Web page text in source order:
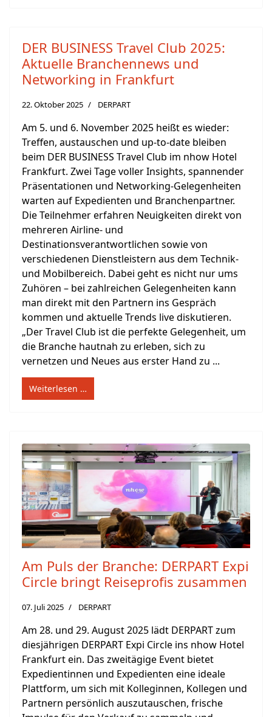
DER BUSINESS Travel Club 2025:
Aktuelle Branchennews und
Networking in Frankfurt
22. Oktober 2025 DERPART
Am 5. und 6. November 2025 heißt es wieder:
Treffen, austauschen und up-to-date bleiben
beim DER BUSINESS Travel Club im nhow Hotel
Frankfurt. Zwei Tage voller Insights, spannender
Präsentationen und Networking-Gelegenheiten
warten auf Expedienten und Branchenpartner.
Die Teilnehmer erfahren Neuigkeiten direkt von
mehreren Airline- und
Destinationsverantwortlichen sowie von
verschiedenen Dienstleistern aus dem Technik-
und Mobilbereich. Dabei geht es nicht nur ums
Zuhören – bei zahlreichen Gelegenheiten kann
man direkt mit den Partnern ins Gespräch
kommen und aktuelle Trends live diskutieren.
„Der Travel Club ist die perfekte Gelegenheit, um
die Branche hautnah zu erleben, sich zu
vernetzen und Neues aus erster Hand zu ...
Weiterlesen …
Am Puls der Branche: DERPART Expi
Circle bringt Reiseprofis zusammen
07. Juli 2025 DERPART
Am 28. und 29. August 2025 lädt DERPART zum
diesjährigen DERPART Expi Circle ins nhow Hotel
Frankfurt ein. Das zweitägige Event bietet
Expedientinnen und Expedienten eine ideale
Plattform, um sich mit Kolleginnen, Kollegen und
Partnern persönlich auszutauschen, frische